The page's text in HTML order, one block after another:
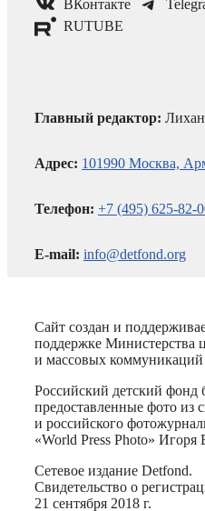
ВКонтакте
RUTUBE
Главный редактор:
Адрес: 101990 Москва,
Телефон: +7 (495) 625-82-
E-mail: info@detfond.org
Сайт создан и
поддержке Министерства
и массовых
Российский детский фонд
предоставленные фото из
и российского
«World Press Photo» Игоря
Сетевое издание Detfond.
Свидетельство о
21 сентября 2018 г.